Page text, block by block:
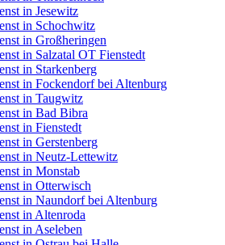
in Jesewitz
in Schochwitz
in Großheringen
in Salzatal OT Fienstedt
in Starkenberg
in Fockendorf bei Altenburg
in Taugwitz
in Bad Bibra
in Fienstedt
in Gerstenberg
in Neutz-Lettewitz
in Monstab
in Otterwisch
in Naundorf bei Altenburg
in Altenroda
in Aseleben